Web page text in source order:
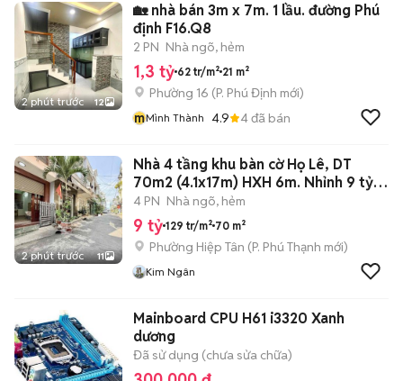
2 phút trước 12
🏡 nhà bán 3m x 7m. 1 lầu. đường Phú
định F16.Q8
2 PN Nhà ngõ, hẻm
1,3 tỷ 62 tr/m² 21 m²
Phường 16 (P. Phú Định mới)
mMình Thành 4.9 4đã bán
2 phút trước 11
Nhà 4 tầng khu bàn cờ Họ Lê, DT
70m2 (4.1x17m) HXH 6m. Nhỉnh 9 tỷ
TL
4 PN Nhà ngõ, hẻm
9 tỷ 129 tr/m² 70 m²
Phường Hiệp Tân (P. Phú Thạnh mới)
Kim Ngân
Mainboard CPU H61 i3320 Xanh
dương
Đã sử dụng (chưa sửa chữa)